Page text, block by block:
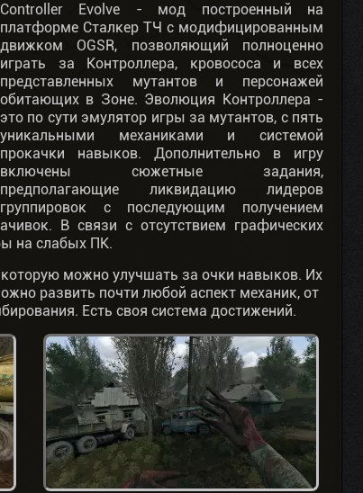
Controller Evolve - мод построенный на
платформе Сталкер ТЧ с модифицированным
движком OGSR, позволяющий полноценно
играть за Контроллера, кровососа и всех
представленных мутантов и персонажей
обитающих в Зоне. Эволюция Контроллера -
это по сути эмулятор игры за мутантов, с пять
уникальными механиками и системой
прокачки навыков. Дополнительно в игру
включены сюжетные задания,
предполагающие ликвидацию лидеров
группировок с последующим получением
ачивок. В связи с отсутствием графических
на слабых ПК.
можно улучшать за очки навыков. Их
развить почти любой аспект механик, от
Есть своя система достижений.